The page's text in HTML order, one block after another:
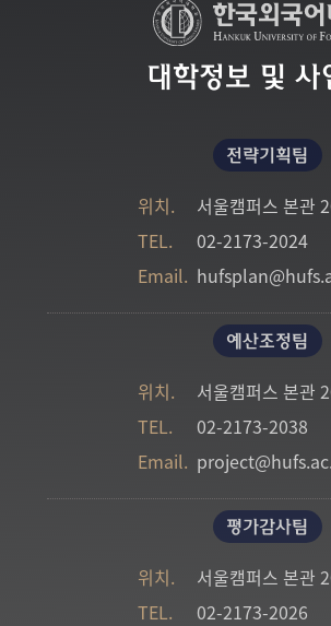
대학정보 및 사
전략기획팀
위치.
서울캠퍼스 본관
TEL.
02-2173-2024
Email.
예산조정팀
위치.
서울캠퍼스 본관
TEL.
02-2173-2038
Email.
평가감사팀
위치.
서울캠퍼스 본관
TEL.
02-2173-2026